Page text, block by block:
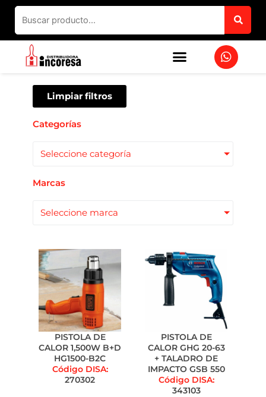
contenido
W
h
Limpiar filtros
Categorías
Seleccione categoría
Marcas
Seleccione marca
PISTOLA DE
CALOR 1,500W B+D
HG1500-B2C
Código DISA:
270302
PISTOLA DE
CALOR GHG 20-63
+ TALADRO DE
IMPACTO GSB 550
Código DISA:
343103